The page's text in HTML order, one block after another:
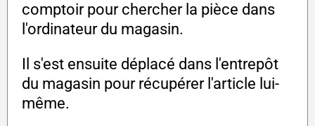
comptoir pour chercher la pièce dans
l'ordinateur du magasin.
Il s'est ensuite déplacé dans l'entrepôt
du magasin pour récupérer l'article lui-
même.